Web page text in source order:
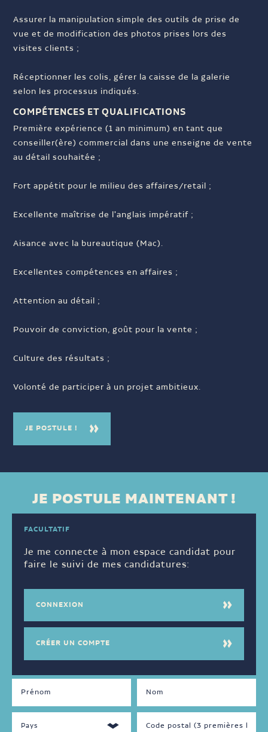
Assurer la manipulation simple des outils de prise de
vue et de modification des photos prises lors des
visites clients ;
Réceptionner les colis, gérer la caisse de la galerie
selon les processus indiqués.
COMPÉTENCES ET QUALIFICATIONS
Première expérience (1 an minimum) en tant que
conseiller(ère) commercial dans une enseigne de vente
au détail souhaitée ;
Fort appétit pour le milieu des affaires/retail ;
Excellente maîtrise de l'anglais impératif ;
Aisance avec la bureautique (Mac).
Excellentes compétences en affaires ;
Attention au détail ;
Pouvoir de conviction, goût pour la vente ;
Culture des résultats ;
Volonté de participer à un projet ambitieux.
JE POSTULE !
JE POSTULE MAINTENANT !
FACULTATIF
Je me connecte à mon espace candidat pour
faire le suivi de mes candidatures:
CONNEXION
CRÉER UN COMPTE
Soir
PARLÉES
Français